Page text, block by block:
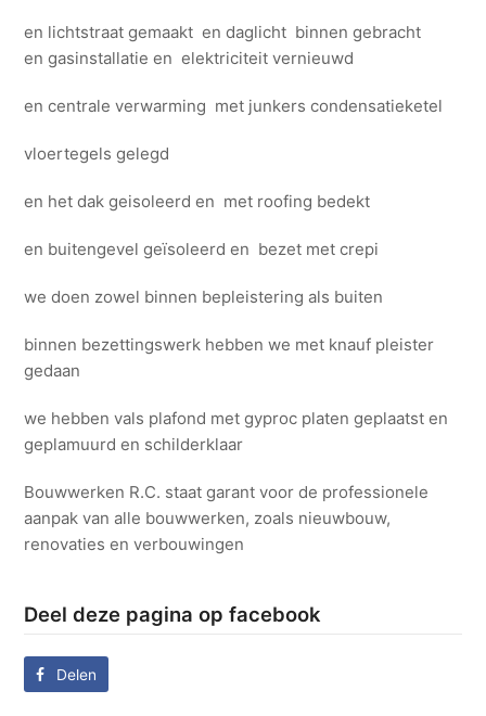
en lichtstraat gemaakt en daglicht binnen gebracht
en gasinstallatie en elektriciteit vernieuwd
en centrale verwarming met junkers condensatieketel
vloertegels gelegd
en het dak geisoleerd en met roofing bedekt
en buitengevel geïsoleerd en bezet met crepi
we doen zowel binnen bepleistering als buiten
binnen bezettingswerk hebben we met knauf pleister
gedaan
we hebben vals plafond met gyproc platen geplaatst en
geplamuurd en schilderklaar
Bouwwerken R.C. staat garant voor de professionele
aanpak van alle bouwwerken, zoals nieuwbouw,
renovaties en verbouwingen
Deel deze pagina op facebook
Delen